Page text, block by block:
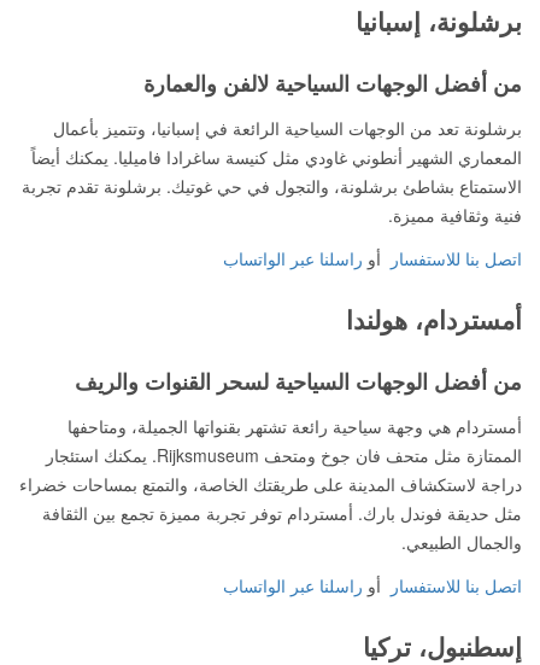
برشلونة، إسبانيا
من أفضل الوجهات السياحية لالفن والعمارة
برشلونة تعد من الوجهات السياحية الرائعة في إسبانيا، وتتميز بأعمال
المعماري الشهير أنطوني غاودي مثل كنيسة ساغرادا فاميليا. يمكنك أيضاً
الاستمتاع بشاطئ برشلونة، والتجول في حي غوتيك. برشلونة تقدم تجربة
فنية وثقافية مميزة.
اتصل بنا للاستفسار
أو راسلنا عبر الواتساب
أمستردام، هولندا
من أفضل الوجهات السياحية لسحر القنوات والريف
أمستردام هي وجهة سياحية رائعة تشتهر بقنواتها الجميلة، ومتاحفها
الممتازة مثل متحف فان جوخ ومتحف Rijksmuseum. يمكنك استئجار
دراجة لاستكشاف المدينة على طريقتك الخاصة، والتمتع بمساحات خضراء
مثل حديقة فوندل بارك. أمستردام توفر تجربة مميزة تجمع بين الثقافة
والجمال الطبيعي.
اتصل بنا للاستفسار
أو راسلنا عبر الواتساب
إسطنبول، تركيا